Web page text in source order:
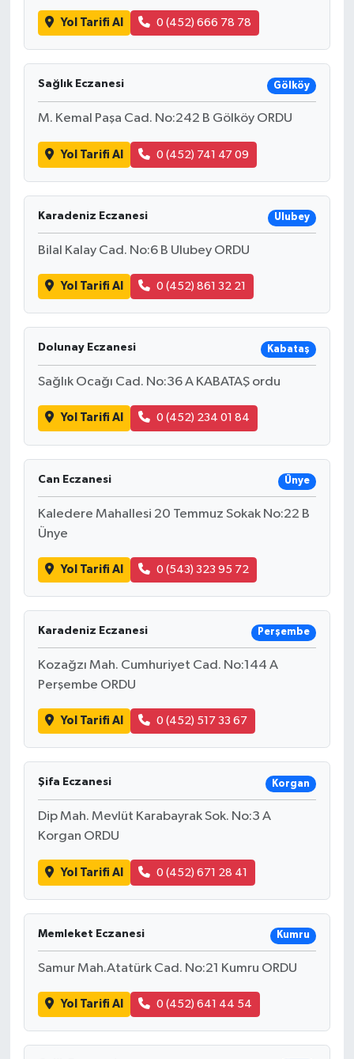
Yol Tarifi Al 0 (452) 666 78 78
Sağlık Eczanesi Gölköy
M. Kemal Paşa Cad. No:242 B Gölköy ORDU
Yol Tarifi Al 0 (452) 741 47 09
Karadeniz Eczanesi Ulubey
Bilal Kalay Cad. No:6 B Ulubey ORDU
Yol Tarifi Al 0 (452) 861 32 21
Dolunay Eczanesi Kabataş
Sağlık Ocağı Cad. No:36 A KABATAŞ ordu
Yol Tarifi Al 0 (452) 234 01 84
Can Eczanesi Ünye
Kaledere Mahallesi 20 Temmuz Sokak No:22 B
Ünye
Yol Tarifi Al 0 (543) 323 95 72
Karadeniz Eczanesi Perşembe
Kozağzı Mah. Cumhuriyet Cad. No:144 A
Perşembe ORDU
Yol Tarifi Al 0 (452) 517 33 67
Şifa Eczanesi Korgan
Dip Mah. Mevlüt Karabayrak Sok. No:3 A
Korgan ORDU
Yol Tarifi Al 0 (452) 671 28 41
Memleket Eczanesi Kumru
Samur Mah.Atatürk Cad. No:21 Kumru ORDU
Yol Tarifi Al 0 (452) 641 44 54